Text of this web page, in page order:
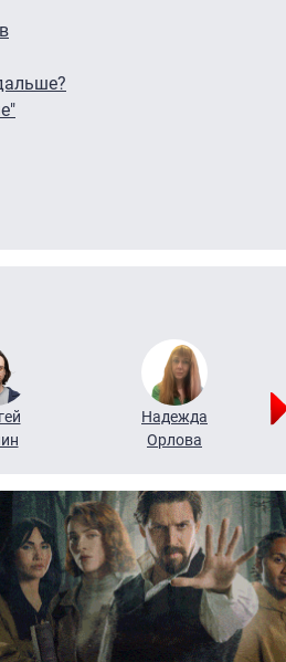
Надежда
Орлова